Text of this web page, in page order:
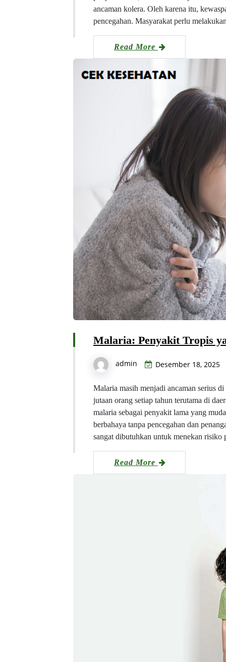
ancaman kolera. Oleh karena itu,
pencegahan. Masyarakat perlu
Read More
Malaria: Penyakit Tropis
admin Desember 18, 2025
Malaria masih menjadi ancaman serius
jutaan orang setiap tahun terutama di
malaria sebagai penyakit lama yang
berbahaya tanpa pencegahan dan
sangat dibutuhkan untuk menekan
Read More